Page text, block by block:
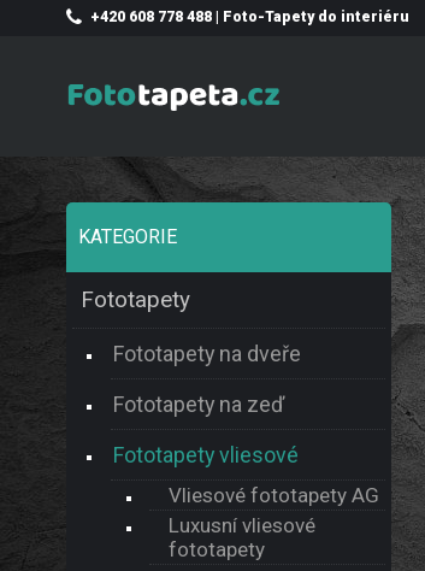
KATEGORIE
Fototapety
Fototapety na dveře
Fototapety na zeď
Fototapety vliesové
Vliesové fototapety AG
Luxusní vliesové
fototapety
+420 608 778 488 | Foto-Tapety do interiéru